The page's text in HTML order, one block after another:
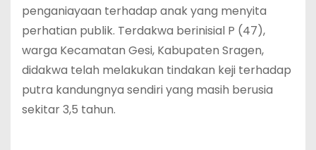
penganiayaan terhadap anak yang menyita
perhatian publik. Terdakwa berinisial P (47),
warga Kecamatan Gesi, Kabupaten Sragen,
didakwa telah melakukan tindakan keji terhadap
putra kandungnya sendiri yang masih berusia
sekitar 3,5 tahun.